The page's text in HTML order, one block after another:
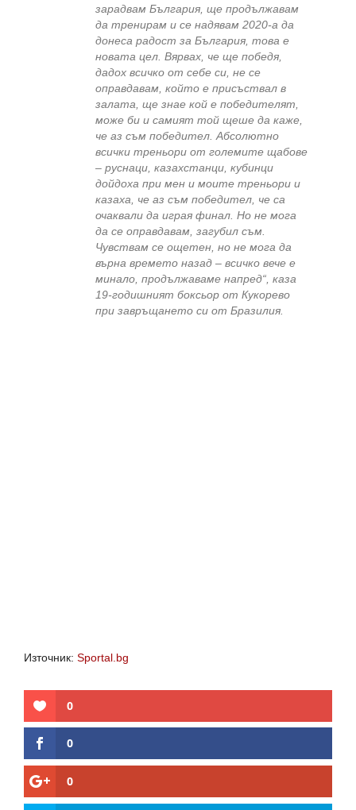
зарадвам България, ще продължавам
да тренирам и се надявам 2020-а да
донеса радост за България, това е
новата цел. Вярвах, че ще победя,
дадох всичко от себе си, не се
оправдавам, който е присъствал в
залата, ще знае кой е победителят,
може би и самият той щеше да каже,
че аз съм победител. Абсолютно
всички треньори от големите щабове
– руснаци, казахстанци, кубинци
дойдоха при мен и моите треньори и
казаха, че аз съм победител, че са
очаквали да играя финал. Но не мога
да се оправдавам, загубил съм.
Чувствам се ощетен, но не мога да
върна времето назад – всичко вече е
минало, продължаваме напред“, каза
19-годишният боксьор от Кукорево
при завръщането си от Бразилия.
Източник: Sportal.bg
0
0
0